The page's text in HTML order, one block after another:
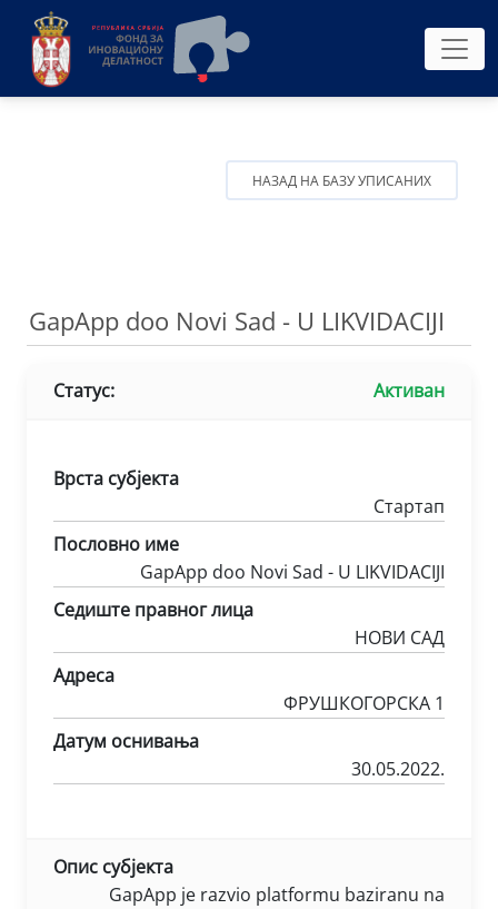
НАЗАД НА БАЗУ УПИСАНИХ
GapApp doo Novi Sad - U LIKVIDACIJI
Статус: Активан
Врста субјекта
Стартап
Пословно име
GapApp doo Novi Sad - U LIKVIDACIJI
Седиште правног лица
НОВИ САД
Адреса
ФРУШКОГОРСКА 1
Датум оснивања
30.05.2022.
Опис субјекта
GapApp je razvio platformu baziranu na